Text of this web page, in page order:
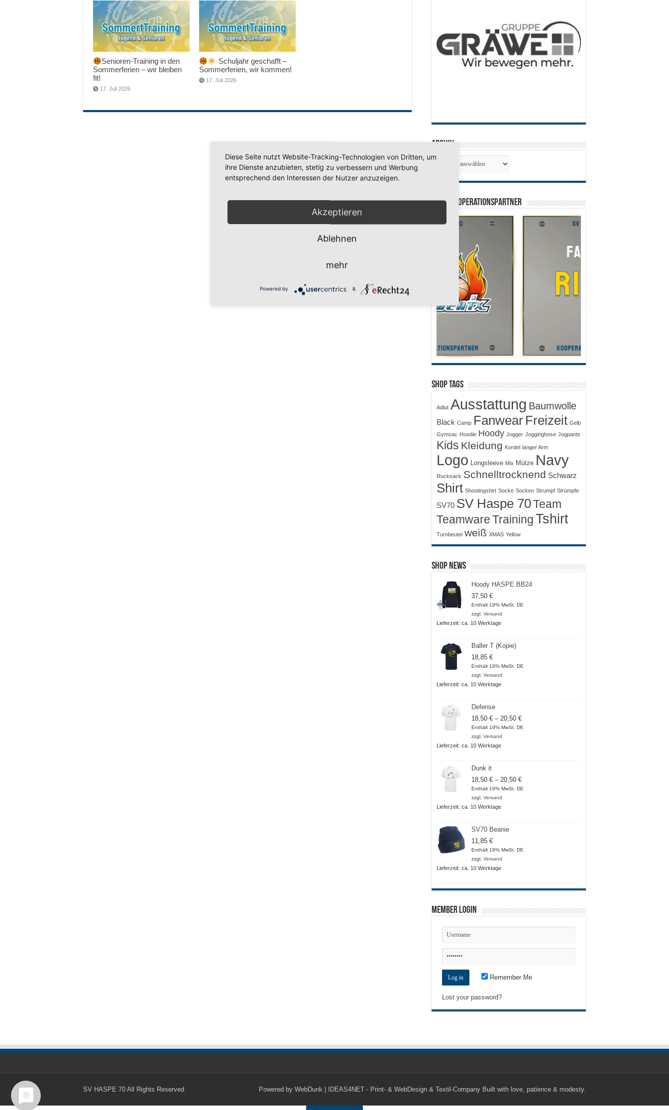
Senioren-Training in den
Sommerferien – wir bleiben
fit!
17. Juli 2026
Schuljahr geschafft –
Sommerferien, wir kommen!
17. Juli 2026
Archiv
SV 70 Kooperationspartner
Shop Tags
Adlut Ausstattung Baumwolle
Black Camp Fanwear Freizeit Gelb
Gymsac Hoodie Hoody Jogger Jogginghose Jogpants
Kids Kleidung Kordel langer Arm
Logo Longsleeve Mix Mütze Navy
Rucksack Schnelltrocknend Schwarz
Shirt Shootingshirt Socke Socken Strumpf Strümpfe
SV70 SV Haspe 70Team
Teamware TrainingTshirt
Turnbeutel weiß XMAS Yellow
Shop News
Hoody HASPE BB24
37,50 €
Enthält 19% MwSt. DE
zzgl. Versand
Lieferzeit: ca. 10 Werktage
Baller T (Kopie)
18,85 €
Enthält 19% MwSt. DE
zzgl. Versand
Lieferzeit: ca. 10 Werktage
Defense
18,50 € – 20,50 €Preisspanne:
18,50 €
Enthält 19% MwSt. DE
zzgl. Versand
Lieferzeit: ca. 10 Werktage
Dunk it
18,50 € – 20,50 €Preisspanne:
18,50 €
Enthält 19% MwSt. DE
zzgl. Versand
Lieferzeit: ca. 10 Werktage
SV70 Beanie
11,85 €
Enthält 19% MwSt. DE
zzgl. Versand
Lieferzeit: ca. 10 Werktage
Member Login
Remember Me
Lost your password?
Powered by WebDunk | IDEAS4NET - Print- & WebDesign & Textil-Company Built with love, patience & modesty.
SV HASPE 70 All Rights Reserved
Diese Seite nutzt Website-Tracking-Technologien von Dritten, um
ihre Dienste anzubieten, stetig zu verbessern und Werbung
entsprechend den Interessen der Nutzer anzuzeigen.
Akzeptieren
Ablehnen
mehr
Powered by &